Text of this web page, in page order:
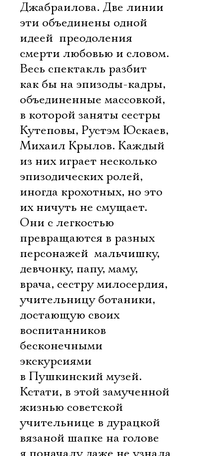
Джабраилова. Две линии
эти объединены одной
идеей  преодоления
смерти любовью и словом.
Весь спектакль разбит
как бы на эпизоды-кадры,
объединенные массовкой,
в которой заняты сестры
Кутеповы, Рустэм Юскаев,
Михаил Крылов. Каждый
из них играет несколько
эпизодических ролей,
иногда крохотных, но это
их ничуть не смущает.
Они с легкостью
превращаются в разных
персонажей  мальчишку,
девчонку, папу, маму,
врача, сестру милосердия,
учительницу ботаники,
достающую своих
воспитанников
бесконечными
экскурсиями
в Пушкинский музей.
Кстати, в этой замученной
жизнью советской
учительнице в дурацкой
вязаной шапке на голове